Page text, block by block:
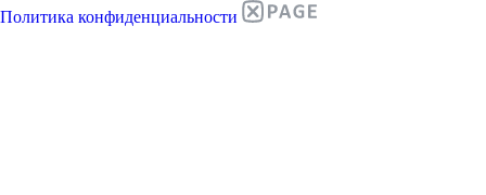
Политика конфиденциальности